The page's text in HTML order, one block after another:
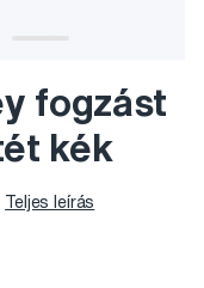
fogzást
kék
Teljes leírás